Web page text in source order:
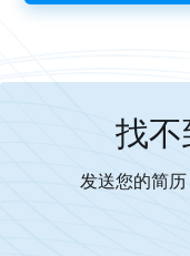
找不
发送您的简